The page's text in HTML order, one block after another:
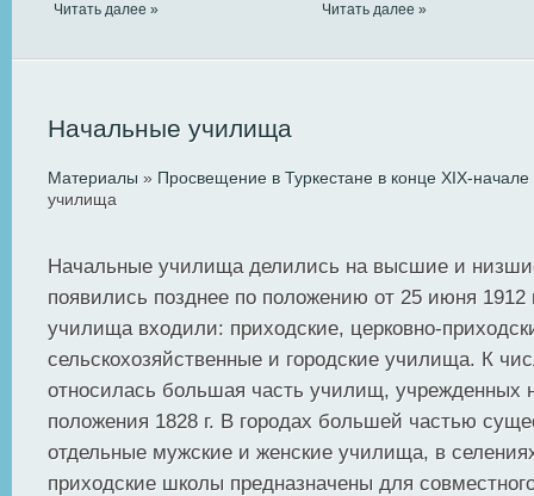
Читать далее »
Читать далее »
Начальные училища
Материалы » Просвещение в Туркестане в конце XIX-начале
училища
Начальные училища делились на высшие и
появились позднее по положению от 25 июня
училища входили: приходские, церковно-
сельскохозяйственные и городские училища. К
относилась большая часть училищ, учрежденных
положения 1828 г. В городах большей частью
отдельные мужские и женские училища, в
приходские школы предназначены для